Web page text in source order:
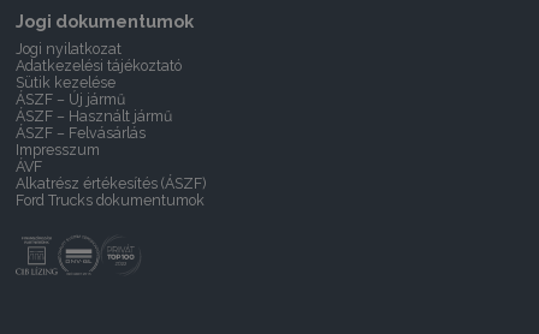
Jogi dokumentumok
Jogi nyilatkozat
Adatkezelési tájékoztató
Sütik kezelése
ÁSZF – Új jármű
ÁSZF – Használt jármű
ÁSZF – Felvásárlás
Impresszum
ÁVF
Alkatrész értékesítés (ÁSZF)
Ford Trucks dokumentumok